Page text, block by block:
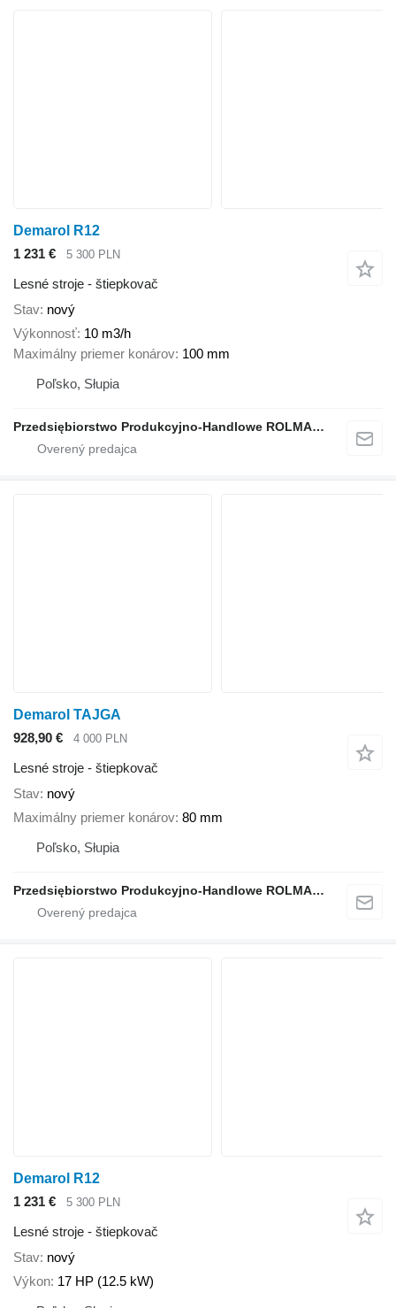
Demarol R12
1 231 €
5 300 PLN
Lesné stroje - štiepkovač
Stav nový
Výkonnosť 10 m3/h
Maximálny priemer konárov 100 mm
Poľsko, Słupia
Przedsiębiorstwo Produkcyjno-Handlowe ROLMAPOL Marcin Dziekan
Demarol TAJGA
928,90 €
4 000 PLN
Lesné stroje - štiepkovač
Stav nový
Maximálny priemer konárov 80 mm
Poľsko, Słupia
Przedsiębiorstwo Produkcyjno-Handlowe ROLMAPOL Marcin Dziekan
Demarol R12
1 231 €
5 300 PLN
Lesné stroje - štiepkovač
Stav nový
Výkon 17 HP (12.5 kW)